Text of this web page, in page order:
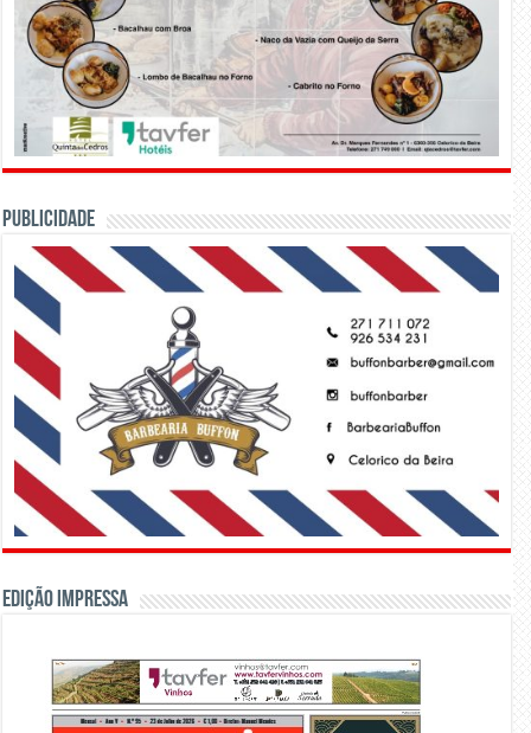
PUBLICIDADE
Edição Impressa